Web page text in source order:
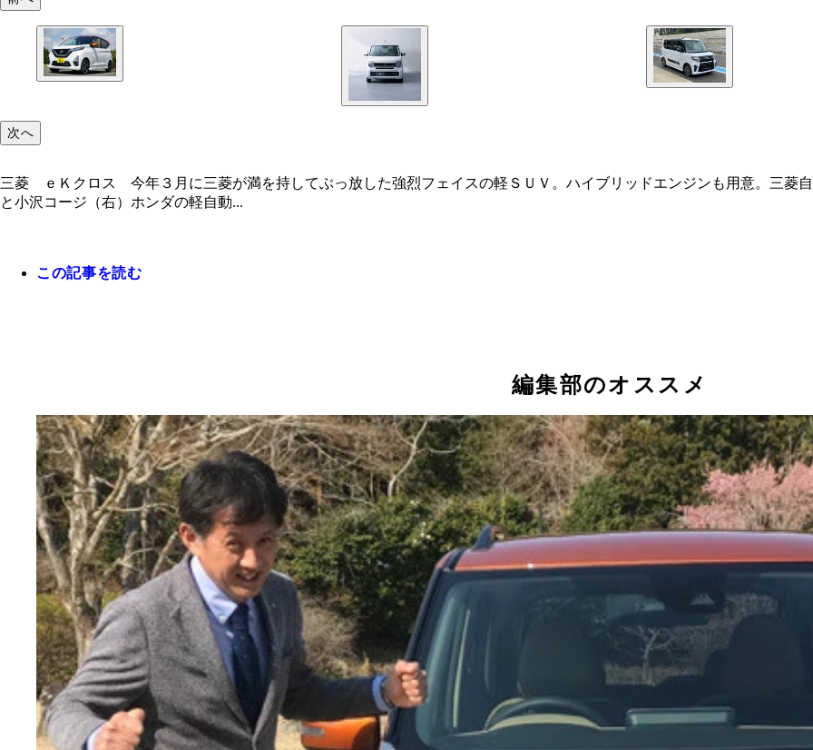
日産デイズ ハイウェイスター ６年ぶりに全面改良された「デイズ」を投入。５月の新車販売ランキングでは
ダイハツ タント ７月の発売が予定されている新型タント。ラインナップは「タント」と「タント カスタム」
三菱 ｅＫクロス 今年３月に三菱が満を持してぶっ放した強烈フェイスの軽ＳＵＶ。ハイブリッドエンジンも
次へ
三菱 ｅＫクロス 今年３月に三菱が満を持してぶっ放した強烈フェイスの軽ＳＵＶ。ハイブリッドエンジンも用意。三菱
と小沢コージ（右）ホンダの軽自動...
この記事を読む
編集部のオススメ